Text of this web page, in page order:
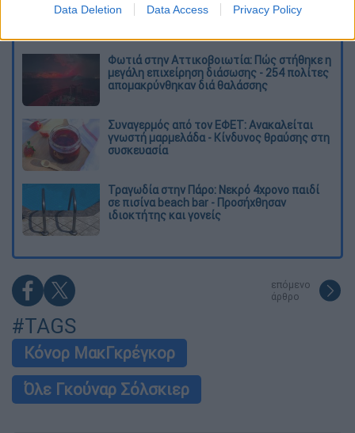
Data Deletion Data Access Privacy Policy
του χρόνια ο πατέρας του, Χόρχε
Φωτιά στην Αττικοβοιωτία: Πώς στήθηκε η
μεγάλη επιχείρηση διάσωσης - 254 πολίτες
απομακρύνθηκαν διά θαλάσσης
Συναγερμός από τον ΕΦΕΤ: Ανακαλείται
γνωστή μαρμελάδα - Κίνδυνος θραύσης στη
συσκευασία
Τραγωδία στην Πάρο: Νεκρό 4χρονο παιδί
σε πισίνα beach bar - Προσήχθησαν
ιδιοκτήτης και γονείς
επόμενο
άρθρο
#TAGS
Κόνορ ΜακΓκρέγκορ
Όλε Γκούναρ Σόλσκιερ